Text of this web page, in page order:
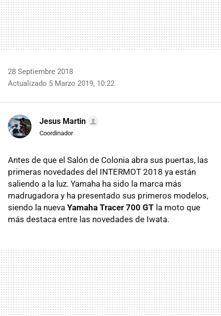
28 Septiembre 2018
Actualizado 5 Marzo 2019, 10:22
Jesus Martin
Coordinador
Antes de que el Salón de Colonia abra sus puertas, las
primeras novedades del INTERMOT 2018 ya están
saliendo a la luz. Yamaha ha sido la marca más
madrugadora y ha presentado sus primeros modelos,
siendo la nueva Yamaha Tracer 700 GT la moto que
más destaca entre las novedades de Iwata.